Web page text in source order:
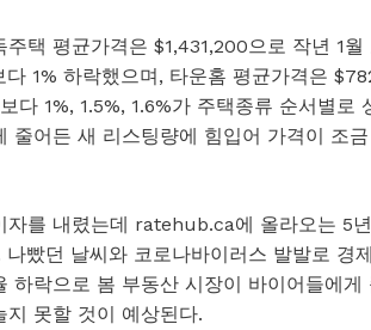
택 평균가격은 $1,431,200으로 작년 1
1% 하락했으며, 타운홈 평균가격은
다 1%, 1.5%, 1.6%가 주택종류 순서별
줄어든 새 리스팅량에 힘입어 가격이 조
자를 내렸는데 ratehub.ca에 올라오는 5
빴던 날씨와 코로나바이러스 발발로 경
하락으로 봄 부동산 시장이 바이어들에
못할 것이 예상된다.